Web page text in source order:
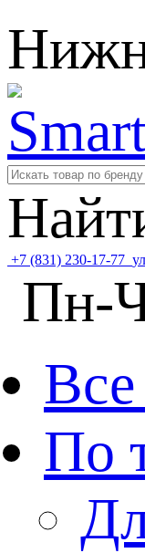
+7 (831) 230-17-77
Пн-
По